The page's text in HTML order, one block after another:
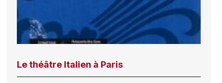
Le théâtre Italien à Paris